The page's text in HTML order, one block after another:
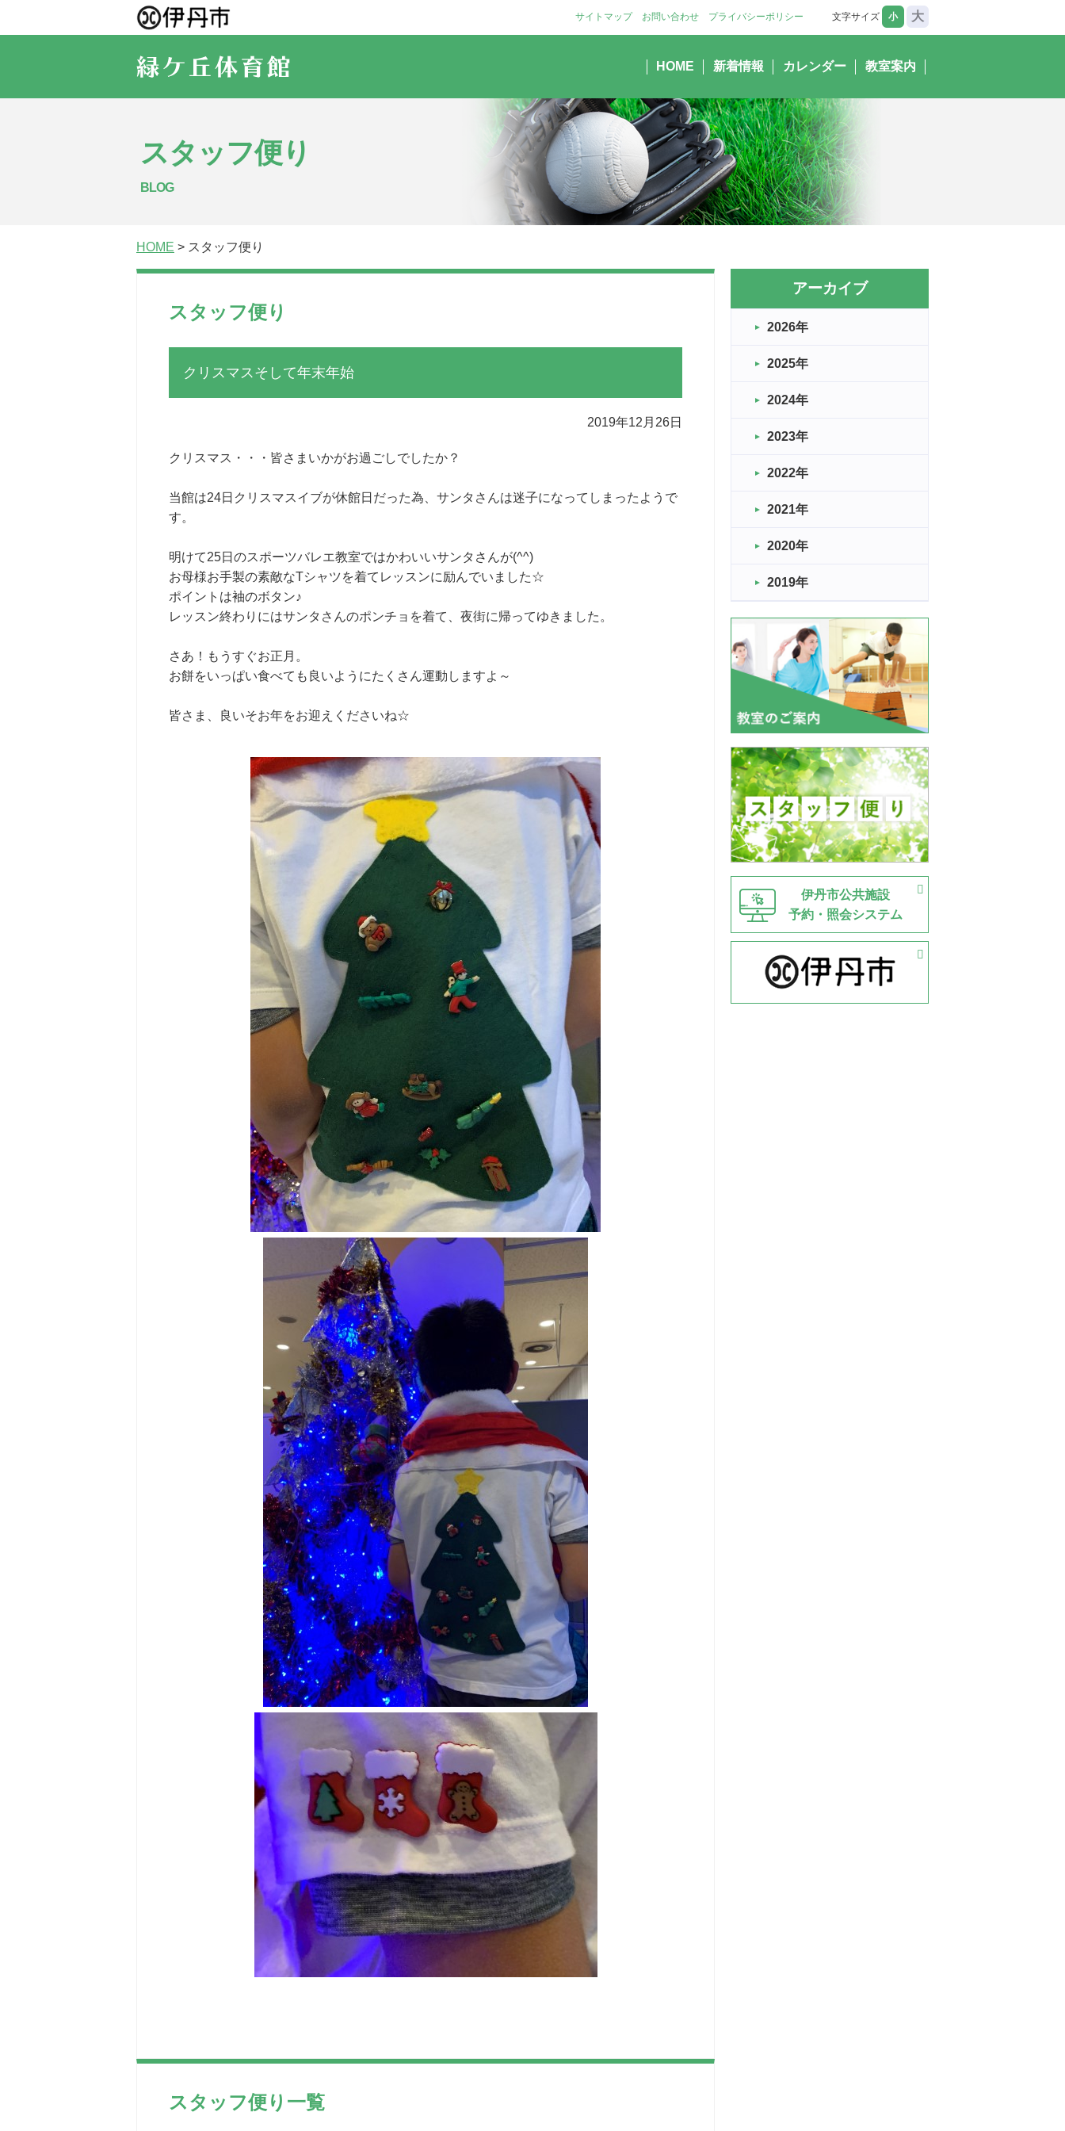
サイトマップ お問い合わせ プライバシーポリシー
HOME 新着情報 カレンダー 教室案内
文字サイズ 小 大
スタッフ便り
BLOG
HOME > スタッフ便り
スタッフ便り
クリスマスそして年末年始
2019年12月26日
クリスマス・・・皆さまいかがお過ごしでしたか？
当館は24日クリスマスイブが休館日だった為、サンタさんは迷子になってしまったようで
す。
明けて25日のスポーツバレエ教室ではかわいいサンタさんが(^^)
お母様お手製の素敵なTシャツを着てレッスンに励んでいました☆
ポイントは袖のボタン♪
レッスン終わりにはサンタさんのポンチョを着て、夜街に帰ってゆきました。
さあ！もうすぐお正月。
お餅をいっぱい食べても良いようにたくさん運動しますよ～
皆さま、良いそお年をお迎えくださいね☆
スタッフ便り一覧
アーカイブ
2026年
2025年
2024年
2023年
2022年
2021年
2020年
2019年
伊丹市公共施設
予約・照会システム